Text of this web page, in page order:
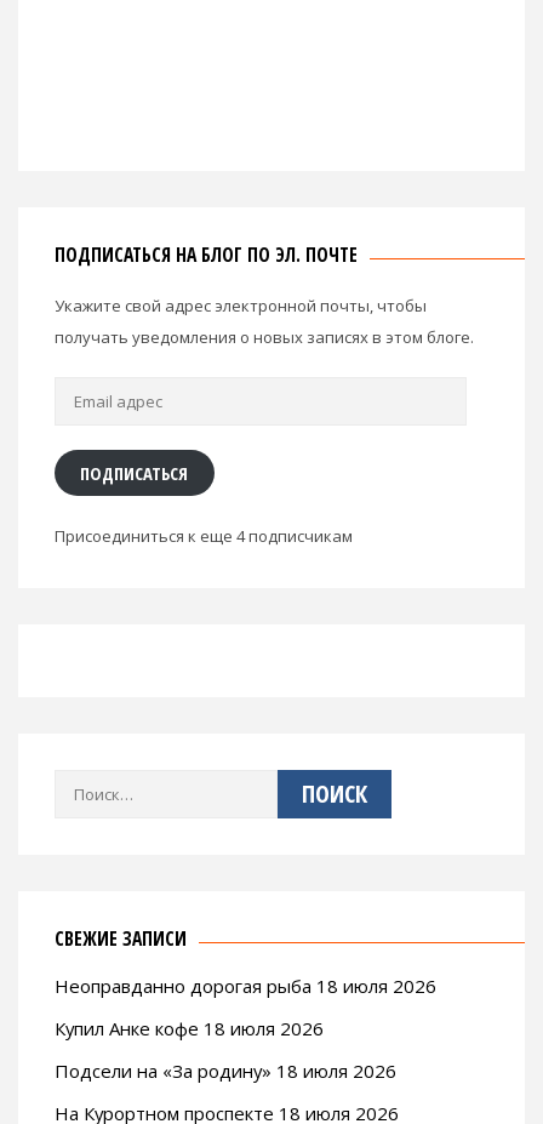
ПОДПИСАТЬСЯ НА БЛОГ ПО ЭЛ. ПОЧТЕ
Укажите свой адрес электронной почты, чтобы
получать уведомления о новых записях в этом блоге.
Email
ПОДПИСАТЬСЯ
Присоединиться к еще 4 подписчикам
СВЕЖИЕ ЗАПИСИ
Неоправданно дорогая рыба 18 июля 2026
Купил Анке кофе 18 июля 2026
Подсели на «За родину» 18 июля 2026
На Курортном проспекте 18 июля 2026